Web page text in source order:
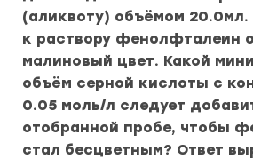
(аликвоту) объёмом
к раствору фенолфталеин
малиновый цвет. Какой
объём серной кислоты с
0.05 моль/л следует
отобранной пробе, чтобы
стал бесцветным? Ответ